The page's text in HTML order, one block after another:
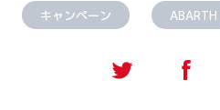
キャンペーン ABARTH